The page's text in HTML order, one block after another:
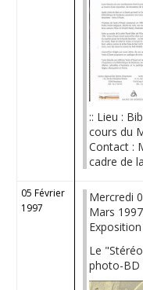
:: Lieu :
cours du
Contact :
cadre de
05 Février
1997
Mercredi
Mars 1997
Exposition
Le
photo-BD